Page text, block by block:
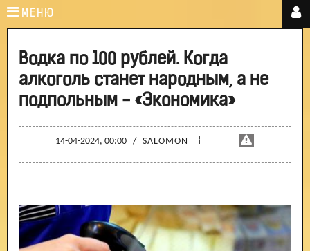
МЕНЮ
Водка по 100 рублей. Когда
алкоголь станет народным, а не
подпольным - «Экономика»
14-04-2024, 00:00 / SALOMON ¦